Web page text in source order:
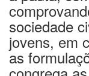
sociedade
jovens, em
as